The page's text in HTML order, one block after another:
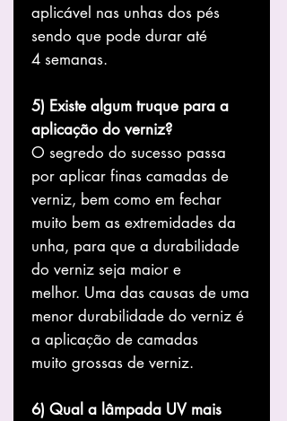
aplicável nas unhas dos pés
sendo que pode durar até
4 semanas.
5) Existe algum truque para a
aplicação do verniz?
O segredo do sucesso passa
por aplicar finas camadas de
verniz, bem como em fechar
muito bem as extremidades da
unha, para que a durabilidade
do verniz seja maior e
melhor. Uma das causas de uma
menor durabilidade do verniz é
a aplicação de camadas
muito grossas de verniz.
6) Qual a lâmpada UV mais